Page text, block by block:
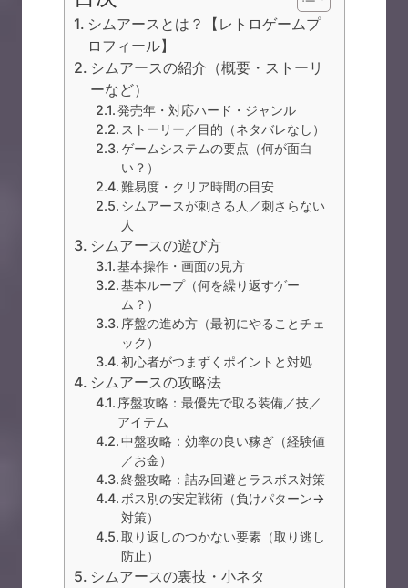
シムアースとは？【レトロゲームプ
ロフィール】
シムアースの紹介（概要・ストーリ
ーなど）
発売年・対応ハード・ジャンル
ストーリー／目的（ネタバレなし）
ゲームシステムの要点（何が面白
い？）
難易度・クリア時間の目安
シムアースが刺さる人／刺さらない
人
シムアースの遊び方
基本操作・画面の見方
基本ループ（何を繰り返すゲー
ム？）
序盤の進め方（最初にやることチェ
ック）
初心者がつまずくポイントと対処
シムアースの攻略法
序盤攻略：最優先で取る装備／技／
アイテム
中盤攻略：効率の良い稼ぎ（経験値
／お金）
終盤攻略：詰み回避とラスボス対策
ボス別の安定戦術（負けパターン→
対策）
取り返しのつかない要素（取り逃し
防止）
シムアースの裏技・小ネタ